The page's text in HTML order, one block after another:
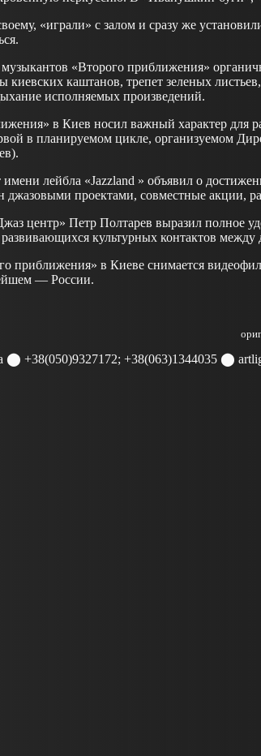
«играли» с залом и сразу же
«Второго приближения»
киевских каштанов, трепет зеленых
исполняемых произведений.
в Киев носил важный характер для
в планируемом цикле, организуемом
лейбла «Jazzland » объявил о
джазовыми проектами, совместные акции,
центр» Петр Полтарев выразил полное
развивающихся культурных контактов между
приближения» в Киеве снимается
— России.
⬤ +38(050)9327172; +38(063)1344035 ⬤